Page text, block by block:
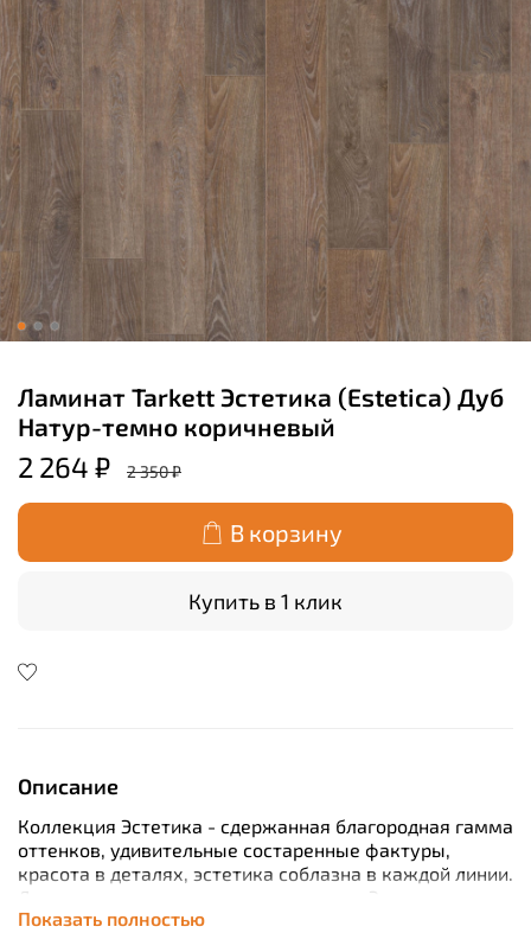
Ламинат Tarkett Эстетика (Estetica) Дуб
Натур-темно коричневый
2 264 ₽ 2 350 ₽
В корзину
Купить в 1 клик
Описание
Коллекция Эстетика - cдержанная благородная гамма
оттенков, удивительные состаренные фактуры,
красота в деталях, эстетика соблазна в каждой линии.
Ламинированное напольное покрытие Эстетика
рождает чувственное восприятие мира и дарит
Показать полностью